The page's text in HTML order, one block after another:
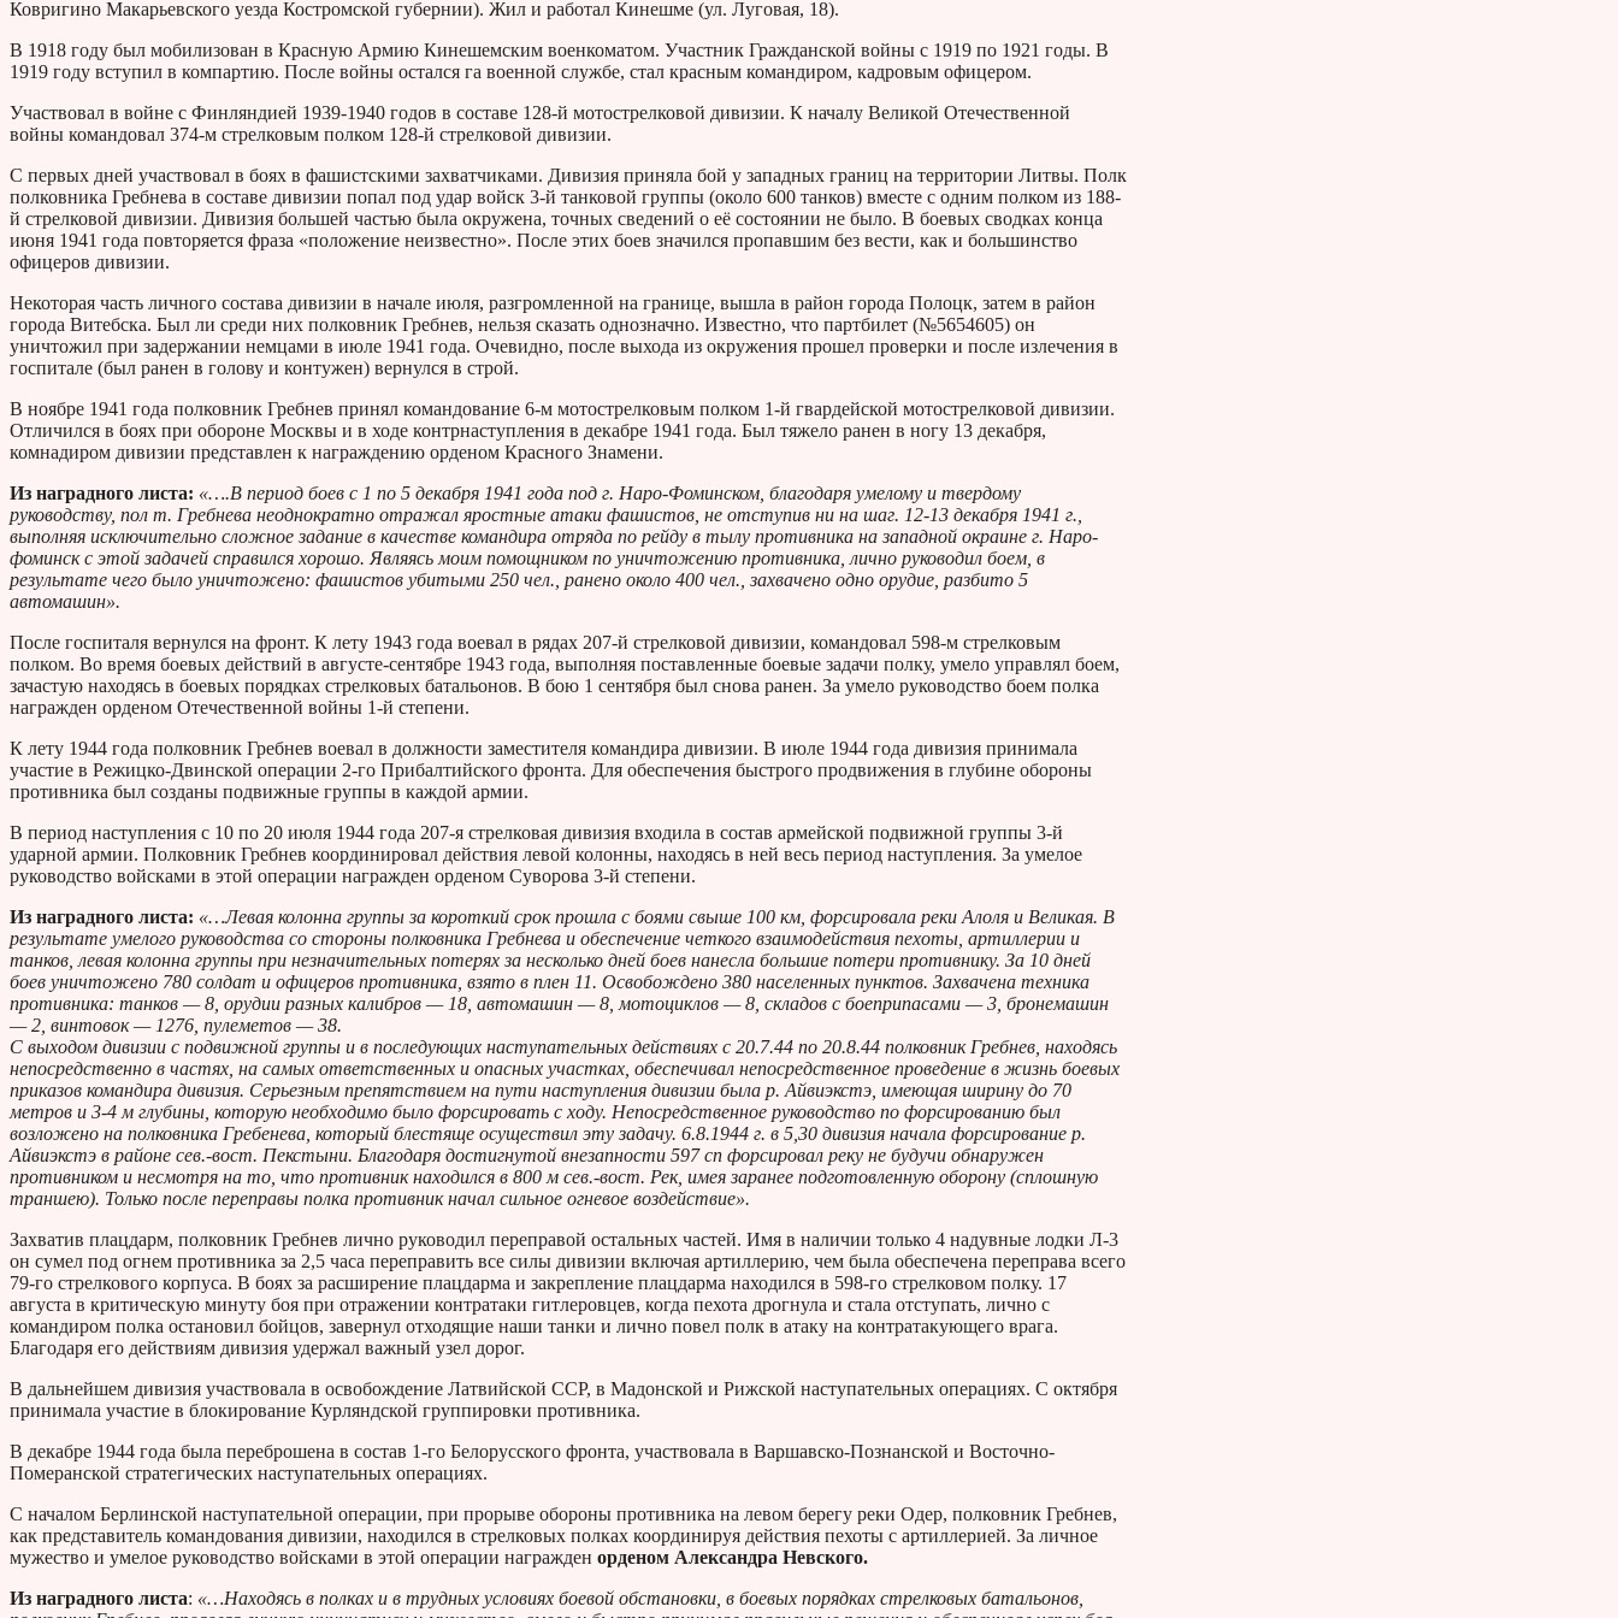
Ковригино Макарьевского уезда Костромской губернии). Жил и работал Кинешме (ул. Луговая, 18).
В 1918 году был мобилизован в Красную Армию Кинешемским военкоматом. Участник Гражданской войны с 1919 по 1921 годы. В
1919 году вступил в компартию. После войны остался га военной службе, стал красным командиром, кадровым офицером.
Участвовал в войне с Финляндией 1939-1940 годов в составе 128-й мотострелковой дивизии. К началу Великой Отечественной
войны командовал 374-м стрелковым полком 128-й стрелковой дивизии.
С первых дней участвовал в боях в фашистскими захватчиками. Дивизия приняла бой у западных границ на территории Литвы. Полк
полковника Гребнева в составе дивизии попал под удар войск 3-й танковой группы (около 600 танков) вместе с одним полком из 188-
й стрелковой дивизии. Дивизия большей частью была окружена, точных сведений о её состоянии не было. В боевых сводках конца
июня 1941 года повторяется фраза «положение неизвестно». После этих боев значился пропавшим без вести, как и большинство
офицеров дивизии.
Некоторая часть личного состава дивизии в начале июля, разгромленной на границе, вышла в район города Полоцк, затем в район
города Витебска. Был ли среди них полковник Гребнев, нельзя сказать однозначно. Известно, что партбилет (№5654605) он
уничтожил при задержании немцами в июле 1941 года. Очевидно, после выхода из окружения прошел проверки и после излечения в
госпитале (был ранен в голову и контужен) вернулся в строй.
В ноябре 1941 года полковник Гребнев принял командование 6-м мотострелковым полком 1-й гвардейской мотострелковой дивизии.
Отличился в боях при обороне Москвы и в ходе контрнаступления в декабре 1941 года. Был тяжело ранен в ногу 13 декабря,
комнадиром дивизии представлен к награждению орденом Красного Знамени.
Из наградного листа: «….В период боев с 1 по 5 декабря 1941 года под г. Наро-Фоминском, благодаря умелому и твердому
руководству, пол т. Гребнева неоднократно отражал яростные атаки фашистов, не отступив ни на шаг. 12-13 декабря 1941 г.,
выполняя исключительно сложное задание в качестве командира отряда по рейду в тылу противника на западной окраине г. Наро-
фоминск с этой задачей справился хорошо. Являясь моим помощником по уничтожению противника, лично руководил боем, в
результате чего было уничтожено: фашистов убитыми 250 чел., ранено около 400 чел., захвачено одно орудие, разбито 5
автомашин».
После госпиталя вернулся на фронт. К лету 1943 года воевал в рядах 207-й стрелковой дивизии, командовал 598-м стрелковым
полком. Во время боевых действий в августе-сентябре 1943 года, выполняя поставленные боевые задачи полку, умело управлял боем,
зачастую находясь в боевых порядках стрелковых батальонов. В бою 1 сентября был снова ранен. За умело руководство боем полка
награжден орденом Отечественной войны 1-й степени.
К лету 1944 года полковник Гребнев воевал в должности заместителя командира дивизии. В июле 1944 года дивизия принимала
участие в Режицко-Двинской операции 2-го Прибалтийского фронта. Для обеспечения быстрого продвижения в глубине обороны
противника был созданы подвижные группы в каждой армии.
В период наступления с 10 по 20 июля 1944 года 207-я стрелковая дивизия входила в состав армейской подвижной группы 3-й
ударной армии. Полковник Гребнев координировал действия левой колонны, находясь в ней весь период наступления. За умелое
руководство войсками в этой операции награжден орденом Суворова 3-й степени.
Из наградного листа: «…Левая колонна группы за короткий срок прошла с боями свыше 100 км, форсировала реки Алоля и Великая. В
результате умелого руководства со стороны полковника Гребнева и обеспечение четкого взаимодействия пехоты, артиллерии и
танков, левая колонна группы при незначительных потерях за несколько дней боев нанесла большие потери противнику. За 10 дней
боев уничтожено 780 солдат и офицеров противника, взято в плен 11. Освобождено 380 населенных пунктов. Захвачена техника
противника: танков — 8, орудии разных калибров — 18, автомашин — 8, мотоциклов — 8, складов с боеприпасами — 3, бронемашин
— 2, винтовок — 1276, пулеметов — 38.
С выходом дивизии с подвижной группы и в последующих наступательных действиях с 20.7.44 по 20.8.44 полковник Гребнев, находясь
непосредственно в частях, на самых ответственных и опасных участках, обеспечивал непосредственное проведение в жизнь боевых
приказов командира дивизия. Серьезным препятствием на пути наступления дивизии была р. Айвиэкстэ, имеющая ширину до 70
метров и 3-4 м глубины, которую необходимо было форсировать с ходу. Непосредственное руководство по форсированию был
возложено на полковника Гребенева, который блестяще осуществил эту задачу. 6.8.1944 г. в 5,30 дивизия начала форсирование р.
Айвиэкстэ в районе сев.-вост. Пекстыни. Благодаря достигнутой внезапности 597 сп форсировал реку не будучи обнаружен
противником и несмотря на то, что противник находился в 800 м сев.-вост. Рек, имея заранее подготовленную оборону (сплошную
траншею). Только после переправы полка противник начал сильное огневое воздействие».
Захватив плацдарм, полковник Гребнев лично руководил переправой остальных частей. Имя в наличии только 4 надувные лодки Л-3
он сумел под огнем противника за 2,5 часа переправить все силы дивизии включая артиллерию, чем была обеспечена переправа всего
79-го стрелкового корпуса. В боях за расширение плацдарма и закрепление плацдарма находился в 598-го стрелковом полку. 17
августа в критическую минуту боя при отражении контратаки гитлеровцев, когда пехота дрогнула и стала отступать, лично с
командиром полка остановил бойцов, завернул отходящие наши танки и лично повел полк в атаку на контратакующего врага.
Благодаря его действиям дивизия удержал важный узел дорог.
В дальнейшем дивизия участвовала в освобождение Латвийской ССР, в Мадонской и Рижской наступательных операциях. С октября
принимала участие в блокирование Курляндской группировки противника.
В декабре 1944 года была переброшена в состав 1-го Белорусского фронта, участвовала в Варшавско-Познанской и Восточно-
Померанской стратегических наступательных операциях.
С началом Берлинской наступательной операции, при прорыве обороны противника на левом берегу реки Одер, полковник Гребнев,
как представитель командования дивизии, находился в стрелковых полках координируя действия пехоты с артиллерией. За личное
мужество и умелое руководство войсками в этой операции награжден орденом Александра Невского.
Из наградного листа: «…Находясь в полках и в трудных условиях боевой обстановки, в боевых порядках стрелковых батальонов,